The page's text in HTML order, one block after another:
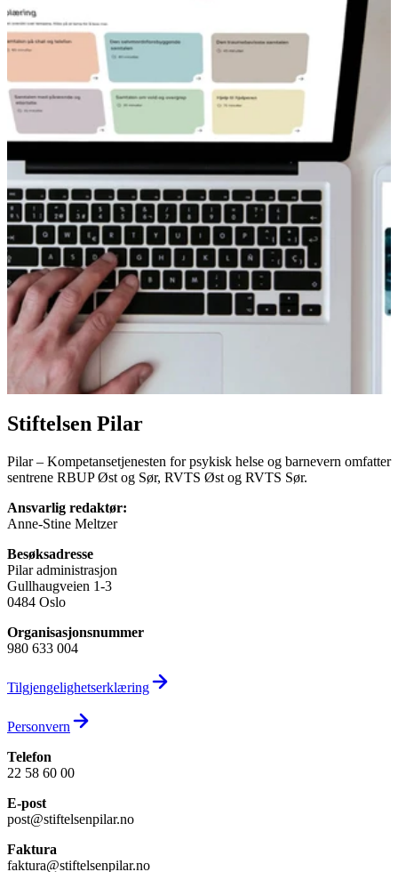
6. juli 2026
RVTS Sør
Arendalsuka – Hvordan går vi fra kunnskap til
handling?
RBUP Øst og Sør
Nedlastbar verktøykasse: Kunnskaps­modellen –
Barnets behov i sentrum
28. april 2026
RVTS Sør
Trygge samtaler er lansert
Stiftelsen Pilar
Pilar – Kompetansetjenesten for psykisk helse og barnevern omfatter
sentrene RBUP Øst og Sør, RVTS Øst og RVTS Sør.
Ansvarlig redaktør:
Anne-Stine Meltzer
Besøksadresse
Pilar administrasjon
Gullhaugveien 1-3
0484 Oslo
Organisasjons­nummer
980 633 004
Tilgjengelighets­erklæring
Personvern
Telefon
22 58 60 00
E-post
post@stiftelsenpilar.no
Faktura
faktura@stiftelsenpilar.no